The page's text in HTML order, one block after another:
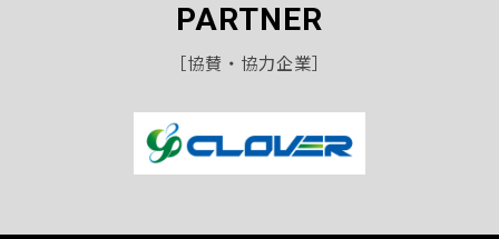
PARTNER
［協賛・協力企業］